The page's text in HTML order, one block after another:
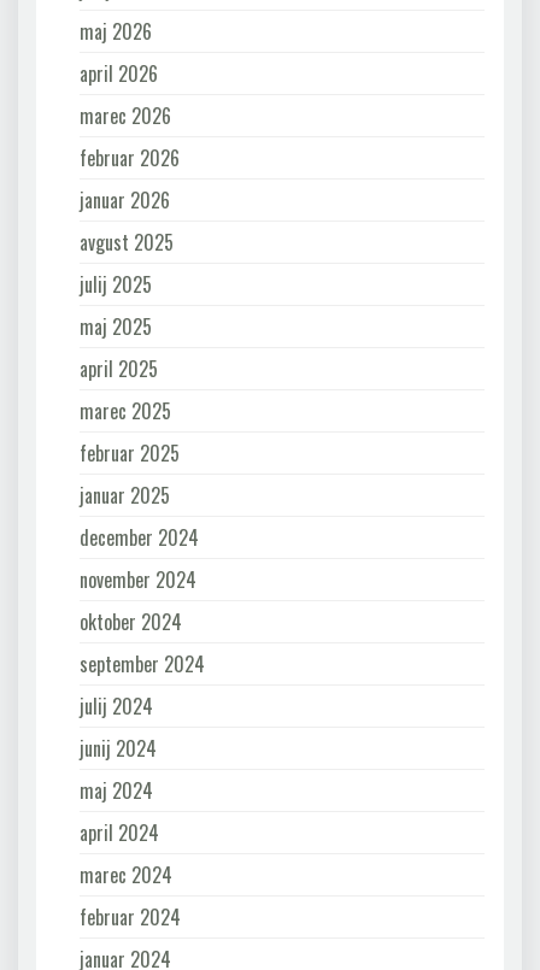
maj 2026
april 2026
marec 2026
februar 2026
januar 2026
avgust 2025
julij 2025
maj 2025
april 2025
marec 2025
februar 2025
januar 2025
december 2024
november 2024
oktober 2024
september 2024
julij 2024
junij 2024
maj 2024
april 2024
marec 2024
februar 2024
januar 2024